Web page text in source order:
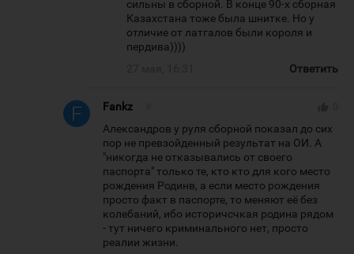
сильны в сборной. В конце 90-х сборная
Казахстана тоже была шнитке. Но у
отличие от латгалов были короля и
пердива))))
Ответить
Fankz
Александров у руля сборной показал до сих
пор не превзойденный результат на ОИ. А
"никогда не отказывались от своего
паспорта" только те, кто кто для кого место
рождения Родинв, а если место рождения
просто факт в паспорте, то меняют её без
колебаний, ибо историчсчкая родина рядом
- тут ничего криминального нет, просто
реалии жизни.